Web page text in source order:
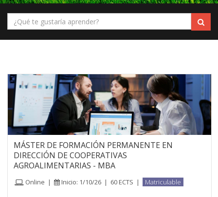
MÁSTER DE FORMACIÓN PERMANENTE EN
DIRECCIÓN DE COOPERATIVAS
AGROALIMENTARIAS - MBA
Online | Inicio: 1/10/26 | 60 ECTS | Matriculable